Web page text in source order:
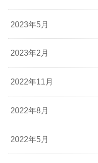
2023年5月
2023年2月
2022年11月
2022年8月
2022年5月